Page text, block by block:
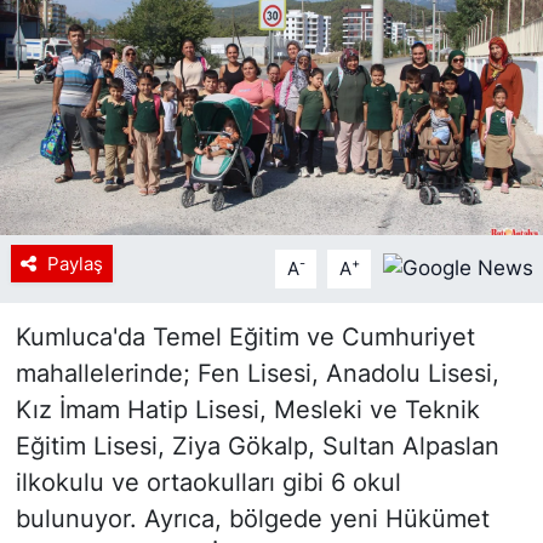
Paylaş A- A+
Kumluca'da Temel Eğitim ve Cumhuriyet
mahallelerinde; Fen Lisesi, Anadolu Lisesi,
Kız İmam Hatip Lisesi, Mesleki ve Teknik
Eğitim Lisesi, Ziya Gökalp, Sultan Alpaslan
ilkokulu ve ortaokulları gibi 6 okul
bulunuyor. Ayrıca, bölgede yeni Hükümet